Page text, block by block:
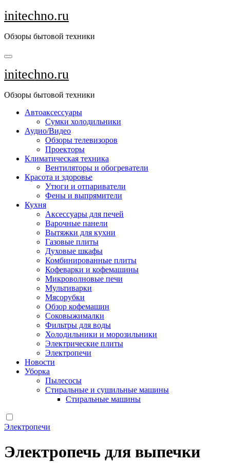
Перейти
к
initechno.ru
Обзоры бытовой техники
initechno.ru
Обзоры бытовой техники
Автоаксессуары
Сумки холодильники
Аудио/Видео
Обзоры телевизоров
Проекторы
Климатическая техника
Вентиляторы и обогреватели
Красота и здоровье
Утюги и отпариватели
Фены и выпрямители
Кухня
Аксессуары для печей
Варочные панели
Вытяжки для кухни
Газовые плиты
Духовые шкафы
Комбинированные плиты
Кофеварки и кофемашины
Микроволновые печи
Мультиварки
Мясорубки
Обзор кофемашин
Соковыжималки
Фильтры для воды
Холодильники и морозильники
Электрические плиты
Электропечи
Новости
Уборка
Пылесосы
Стиральные и сушильные машины
Стиральные машины
Электропечи
Электропечь для выпечки